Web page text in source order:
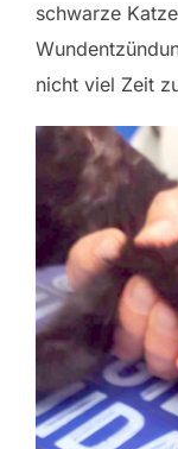
schwarze
nicht viel Zeit